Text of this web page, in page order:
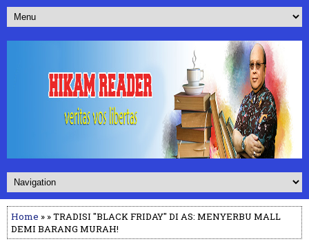
Home » » TRADISI "BLACK FRIDAY" DI AS: MENYERBU MALL
DEMI BARANG MURAH!